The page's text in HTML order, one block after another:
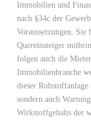
Immobilien und
nach §34c der
Voraussetzungen.
Quereinsteiger
folgen auch die
Immobilienbranche
dieser
sondern auch
Wirkstoffgehalts der